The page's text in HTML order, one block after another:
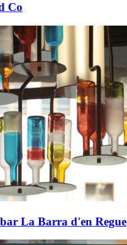
Co
La Barra d'en Regue